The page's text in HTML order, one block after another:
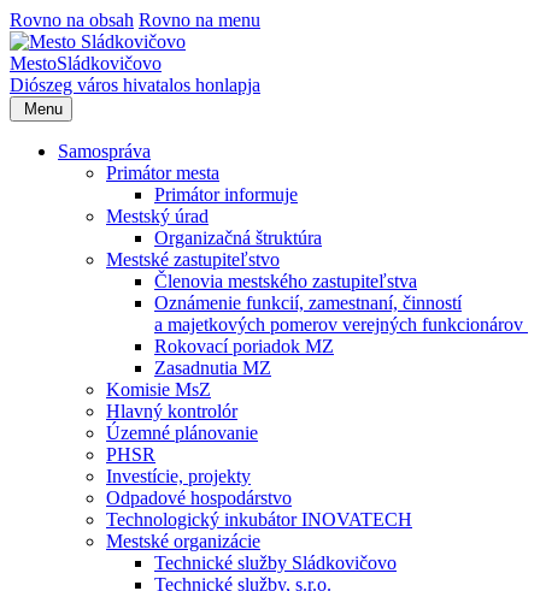
Rovno na obsah Rovno na menu
MestoSládkovičovo
Diószeg város hivatalos honlapja
Menu
Samospráva
Primátor mesta
Primátor informuje
Mestský úrad
Organizačná štruktúra
Mestské zastupiteľstvo
Členovia mestského zastupiteľstva
Oznámenie funkcií, zamestnaní, činností
a majetkových pomerov verejných funkcionárov
Rokovací poriadok MZ
Zasadnutia MZ
Komisie MsZ
Hlavný kontrolór
Územné plánovanie
PHSR
Investície, projekty
Odpadové hospodárstvo
Technologický inkubátor INOVATECH
Mestské organizácie
Technické služby Sládkovičovo
Technické služby, s.r.o.